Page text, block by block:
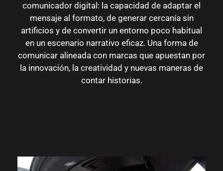
comunicador digital: la capacidad de adaptar el
mensaje al formato, de generar cercanía sin
artificios y de convertir un entorno poco habitual
en un escenario narrativo eficaz. Una forma de
comunicar alineada con marcas que apuestan por
la innovación, la creatividad y nuevas maneras de
contar historias.